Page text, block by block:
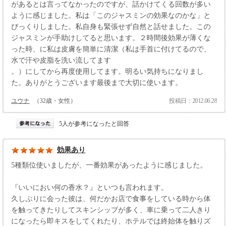
があるとは言ってなかったのですが、話かけてくる回数が多い
ように感じました。私は「このジャスミンの効果なのかな」と
びっくりしました。私自身も緊張せず自然と話せました。この
ジャスミンが手助けしてると思います。２時間後効果が薄くな
った時、に私は皮膚を簡単に清潔（私は手首に付けてるので、
水で汗や皮脂を洗い流してます
。）にしてから再度使用してます。明るい気持ちになりまし
た。ありがとうございます最後まで大切に使います。
ユウナ （32歳・女性） 投稿日：2012.06.28
5人が参考になったと回答
効果あり
5種類位使いましたが、一番効果があったように感じました。
『いいにおい何の香水？』といつも言われます。
久しぶりに会った彼は、何だかお店で食事をしている時から体
を触ってきたりしてスキンシップが多く、車に乗って二人きり
になったら即キスをしてくれたり、ホテルでは終始体を触りズ